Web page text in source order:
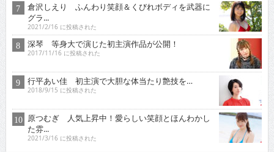
倉沢しえり ふんわり笑顔＆くびれボディを武器に
グラ...
2021/2/16 に投稿された
深琴 等身大で演じた初主演作品が公開！
2017/11/16 に投稿された
行平あい佳 初主演で大胆な体当たり艶技を…
2018/9/15 に投稿された
原つむぎ 人気上昇中！愛らしい笑顔とほんわかし
た雰...
2021/3/16 に投稿された